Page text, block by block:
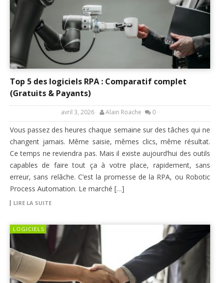
Top 5 des logiciels RPA : Comparatif complet
(Gratuits & Payants)
avril 3, 2026 Alain Roache 0
Vous passez des heures chaque semaine sur des tâches qui ne
changent jamais. Même saisie, mêmes clics, même résultat.
Ce temps ne reviendra pas. Mais il existe aujourd’hui des outils
capables de faire tout ça à votre place, rapidement, sans
erreur, sans relâche. C’est la promesse de la RPA, ou Robotic
Process Automation. Le marché […]
LIRE LA SUITE
LOGICIELS